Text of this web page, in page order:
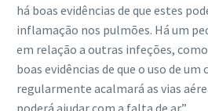
há boas evidências de que estes
inflamação nos pulmões. Há um
em relação a outras infeções,
boas evidências de que o uso de
regularmente acalmará as vias